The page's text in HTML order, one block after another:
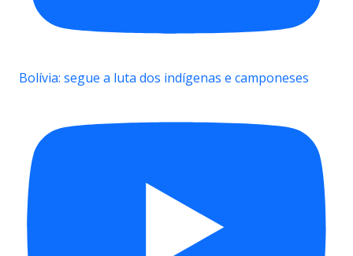
Bolívia: segue a luta dos indígenas e camponeses